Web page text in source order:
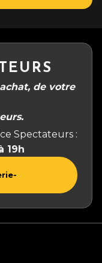
de votre
Spectateurs :
19h